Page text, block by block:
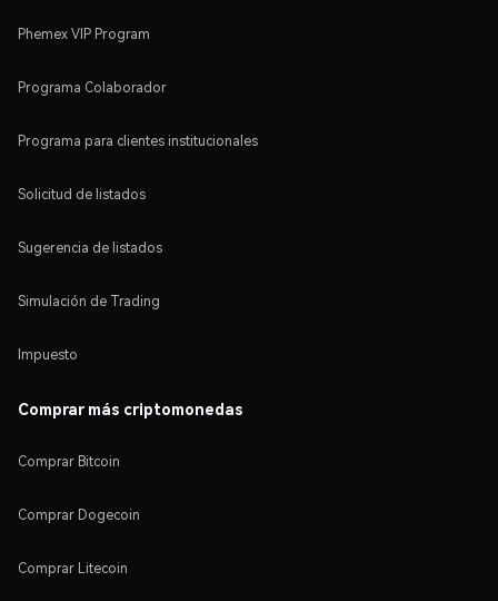
Phemex VIP Program
Programa Colaborador
Programa para clientes institucionales
Solicitud de listados
Sugerencia de listados
Simulación de Trading
Impuesto
Comprar más criptomonedas
Comprar Bitcoin
Comprar Dogecoin
Comprar Litecoin